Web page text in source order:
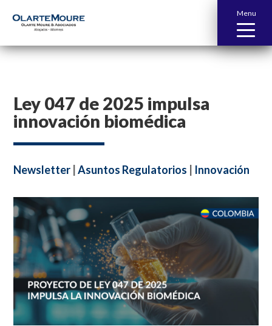
Menu
Ley 047 de 2025 impulsa
innovación biomédica
Newsletter |Asuntos Regulatorios Innovación